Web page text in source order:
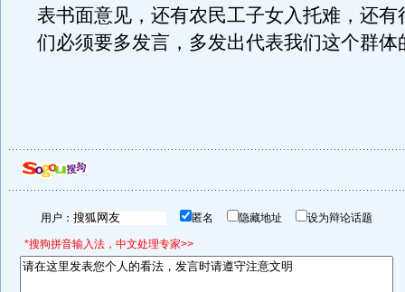
表书面意见，还有农民工子女入托难，还有
们必须要多发言，多发出代表我们这个群体
用户： 匿名 隐藏地址 设为辩论话题
*搜狗拼音输入法，中文处理专家>>